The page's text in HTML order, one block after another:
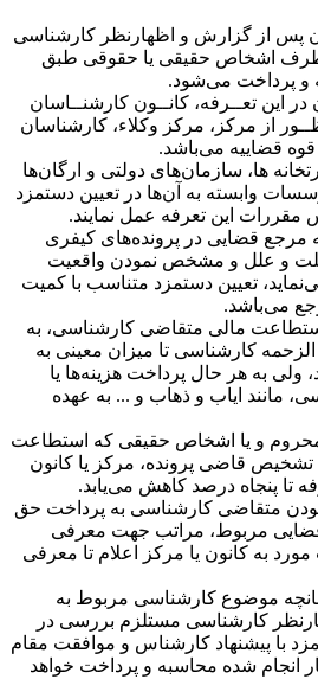
پس از گزارش و اظهارنظر کارشناسی
طرف اشخاص حقیقی یا حقوقی طبق
و پرداخت می‌شود.
این تعــرفه، کانــون کارشنــاسان
از مرکز، مرکز وکلاء، کارشناسان
قضاییه می‌باشد.
ها، سازمان‌های دولتی و ارگان‌ها
وابسته به آن‌ها در تعیین دستمزد
این تعرفه عمل نمایند.
که مرجع قضایی در پرونده‌های کیفری
و علل و مشخص نمودن واقعیت
تعیین دستمزد متناسب با کمیت
می‌باشد.
استطاعت مالی متقاضی کارشناسی، به
کارشناسی تا میزان معینی به
ولی به هر حال پرداخت هزینه‌ها یا
مانند ایاب و ذهاب و ... به عهده
محروم و یا اشخاص حقیقی که استطاعت
قاضی پرونده، مرکز یا کانون
تا پنجاه درصد کاهش می‌یابد.
نبودن متقاضی کارشناسی به پرداخت حق
مربوط، مراتب جهت معرفی
به کانون یا مرکز اعلام تا معرفی
چنانچه موضوع کارشناسی مربوط به
کارشناسی مستلزم بررسی در
با پیشنهاد کارشناس و موافقت مقام
انجام شده محاسبه و پرداخت خواهد